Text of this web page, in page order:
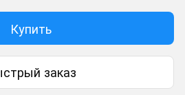
Купить
заказ